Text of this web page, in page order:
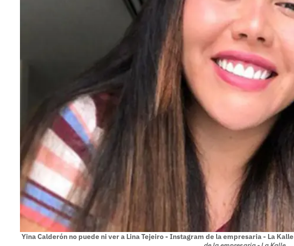
Yina Calderón no puede ni ver a Lina Tejeiro - Instagram de la empresaria - La Kalle